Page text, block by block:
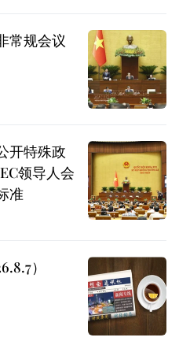
常规会议
开特殊政
领导人会
准
）